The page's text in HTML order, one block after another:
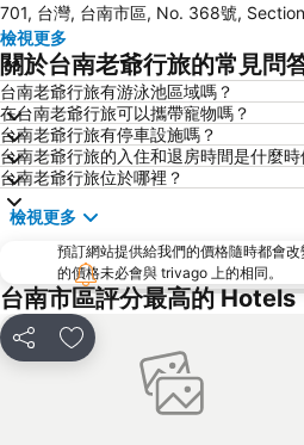
高雄美麗島捷運站
85
台南安平古堡
台
高雄義大世界
高
高雄85大樓
台
佛光山佛陀紀念館
西
高雄中央公園
鹿
高雄真愛碼頭
台南鹽水武廟
高
高雄新崛江
三
高雄愛河
高
關仔嶺
高
701, 台灣, 台南市區, No. 368號,
檢視更多
關於台南老爺行旅的常見問
台南老爺行旅有游泳池區域嗎？
在台南老爺行旅可以攜帶寵物嗎？
台南老爺行旅有停車設施嗎？
台南老爺行旅的入住和退房時間是什麼時
台南老爺行旅位於哪裡？
檢視更多
預訂網站提供給我們的價格隨時都會
的價格未必會與 trivago 上的相同。
台南市區評分最高的 Hotels
分享 加入我的最愛